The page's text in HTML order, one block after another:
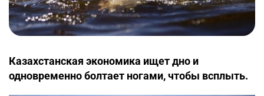
Казахстанская экономика ищет дно и
одновременно болтает ногами, чтобы всплыть.